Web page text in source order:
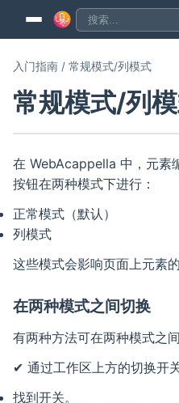
入门指南 / 常规模式/列模式
常规模式/列
在 WebAcappella 中，元素
按钮在两种模式下进行：
正常模式（默认）
列模式
这些模式会影响页面上元素
在两种模式之间切换
有两种方法可在两种模式之
✔ 通过工作区上方的切换开
找到开关。